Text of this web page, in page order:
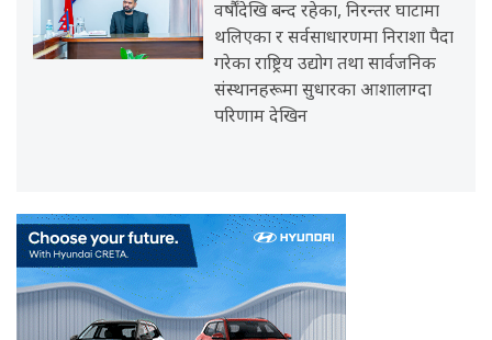
वर्षौंदेखि बन्द रहेका, निरन्तर घाटामा
थलिएका र सर्वसाधारणमा निराशा पैदा
गरेका राष्ट्रिय उद्योग तथा सार्वजनिक
संस्थानहरूमा सुधारका आशालाग्दा
परिणाम देखिन